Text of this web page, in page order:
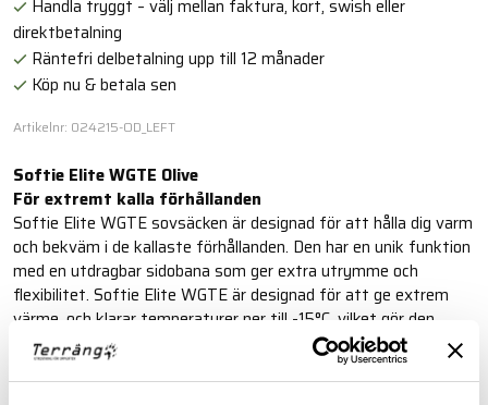
Handla tryggt – välj mellan faktura, kort, swish eller
direktbetalning
Räntefri delbetalning upp till 12 månader
Köp nu & betala sen
Artikelnr: 024215-OD_LEFT
Softie Elite WGTE Olive
För extremt kalla förhållanden
Softie Elite WGTE sovsäcken är designad för att hålla dig varm
och bekväm i de kallaste förhållanden. Den har en unik funktion
med en utdragbar sidobana som ger extra utrymme och
flexibilitet. Softie Elite WGTE är designad för att ge extrem
värme, och klarar temperaturer ner till -15°C, vilket gör den
idealisk för mycket kalla förhållanden. En inbyggd utdragbar
sidobana ger extra utrymme och möjlighet att reglera
temperaturen för optimal komfort.